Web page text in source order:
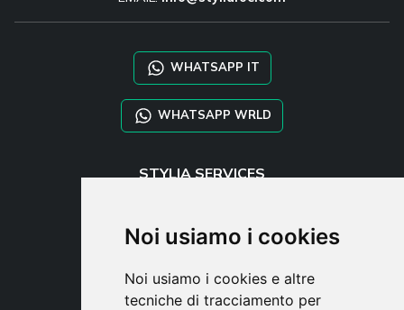
Noi usiamo i cookies
Noi usiamo i cookies e altre
tecniche di tracciamento per
WHATSAPP IT
WHATSAPP WRLD
STYLIA SERVICES
TAYLOR MADE ORDERS
DROPSHIPPING
UTENTE